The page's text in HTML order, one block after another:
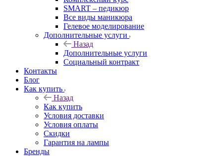
SMART – педикюр
Все виды маникюра
Гелевое моделирование
Дополнительные услуги
Назад
Дополнительные услуги
Социальный контракт
Контакты
Блог
Как купить
Назад
Как купить
Условия доставки
Условия оплаты
Скидки
Гарантия на лампы
Бренды